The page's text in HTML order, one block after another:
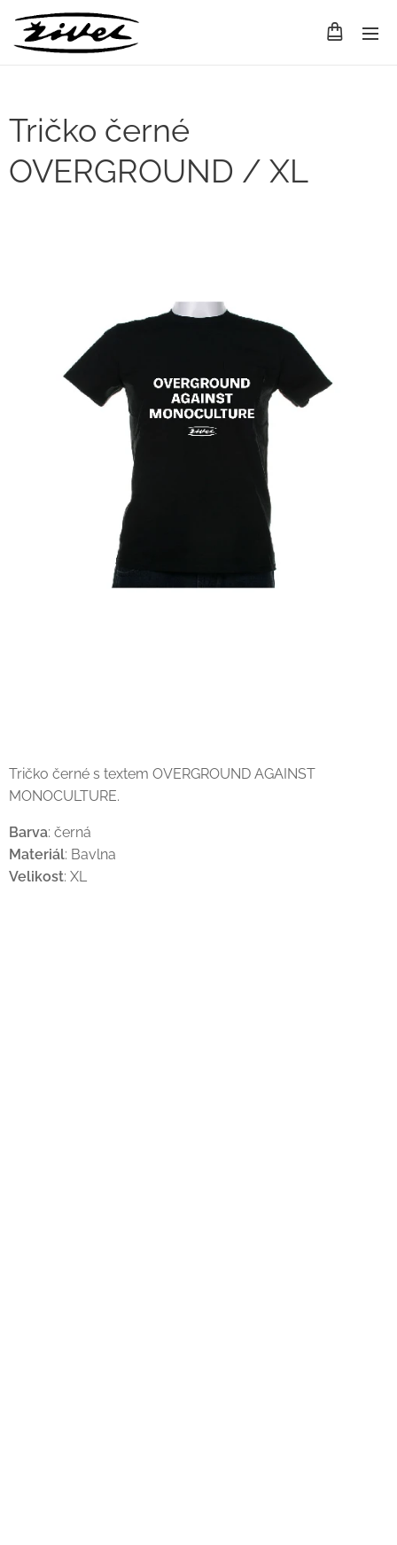
Tričko černé
OVERGROUND / XL
Tričko černé s textem OVERGROUND AGAINST
MONOCULTURE.
Barva: černá
Materiál: Bavlna
Velikost: XL